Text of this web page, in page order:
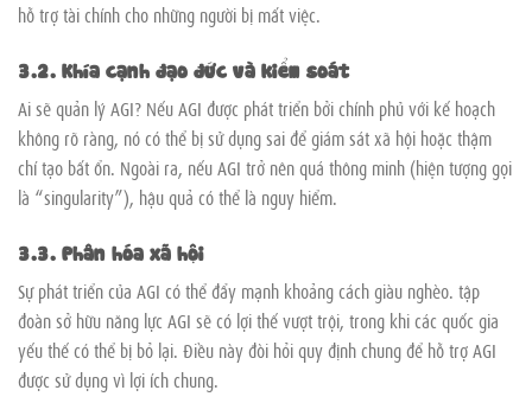
hỗ trợ tài chính cho những người bị mất việc.
3.2. Khía cạnh đạo đức và kiểm soát
Ai sẽ quản lý AGI? Nếu AGI được phát triển bởi chính phủ với kế hoạch
không rõ ràng, nó có thể bị sử dụng sai để giám sát xã hội hoặc thậm
chí tạo bất ổn. Ngoài ra, nếu AGI trở nên quá thông minh (hiện tượng gọi
là “singularity”), hậu quả có thể là nguy hiểm.
3.3. Phân hóa xã hội
Sự phát triển của AGI có thể đẩy mạnh khoảng cách giàu nghèo. tập
đoàn sở hữu năng lực AGI sẽ có lợi thế vượt trội, trong khi các quốc gia
yếu thế có thể bị bỏ lại. Điều này đòi hỏi quy định chung để hỗ trợ AGI
được sử dụng vì lợi ích chung.